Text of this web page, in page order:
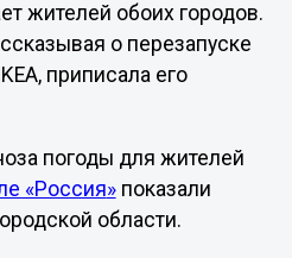
жителей обоих городов.
о перезапуске
приписала его
погоды для жителей
«Россия»показали
области.